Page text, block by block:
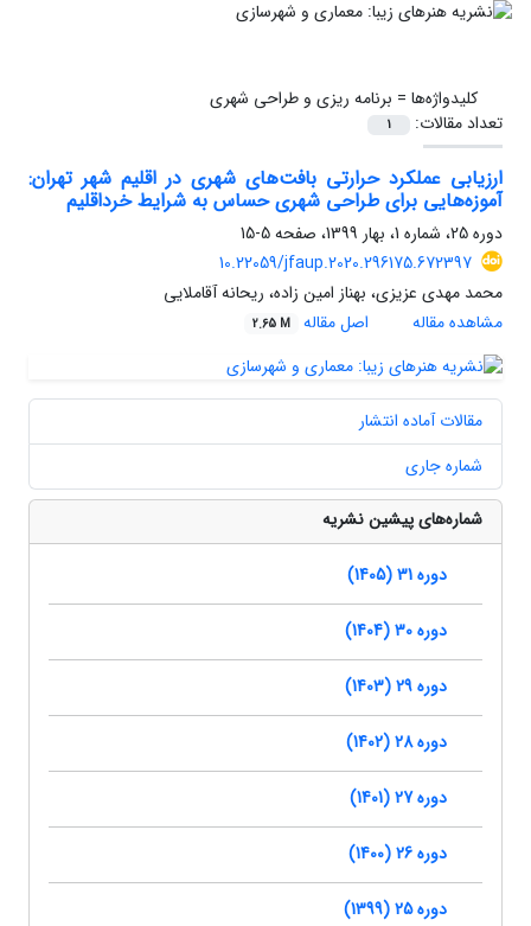
کلیدواژه‌ها = برنامه ریزی و طراحی شهری
تعداد مقالات:
1
ارزیابی عملکرد حرارتی بافت‌های شهری در اقلیم شهر تهران:
آموزه‌هایی برای طراحی شهری حساس به شرایط خرداقلیم
دوره 25، شماره 1، بهار 1399، صفحه
5-15
10.22059/jfaup.2020.296175.672397
محمد مهدی عزیزی، بهناز امین زاده، ریحانه آقاملایی
مشاهده مقاله
اصل مقاله 2.65 M
مقالات آماده انتشار
شماره جاری
شماره‌های پیشین نشریه
دوره 31 (1405)
دوره 30 (1404)
دوره 29 (1403)
دوره 28 (1402)
دوره 27 (1401)
دوره 26 (1400)
دوره 25 (1399)